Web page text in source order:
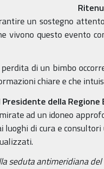
un sostegno
vivono questo evento
di un bimbo
chiare e che
Presidente della
ad un idoneo
di cura e
seduta antimeridiana